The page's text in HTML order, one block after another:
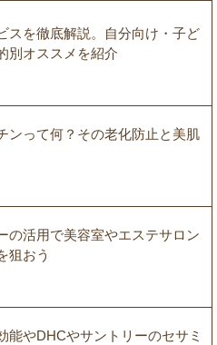
スを徹底解説。自分向け・子ど
別オススメを紹介
ンって何？その老化防止と美肌
の活用で美容室やエステサロン
狙おう
能やDHCやサントリーのセサミ